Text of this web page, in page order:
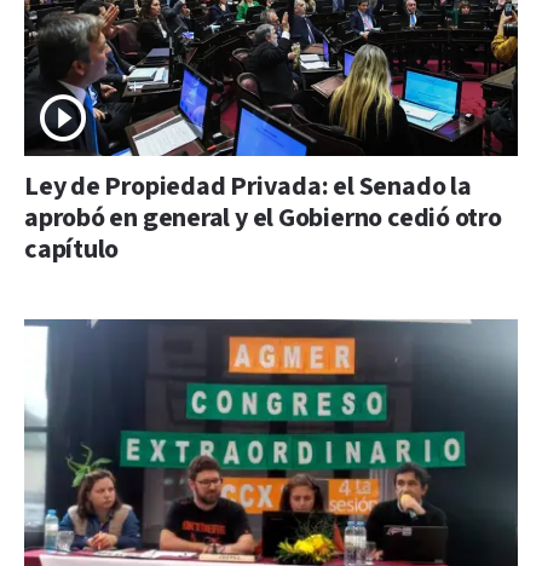
Ley de Propiedad Privada: el Senado la
aprobó en general y el Gobierno cedió otro
capítulo